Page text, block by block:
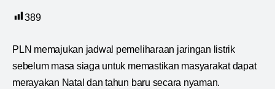
389
PLN memajukan jadwal pemeliharaan jaringan listrik
sebelum masa siaga untuk memastikan masyarakat dapat
merayakan Natal dan tahun baru secara nyaman.